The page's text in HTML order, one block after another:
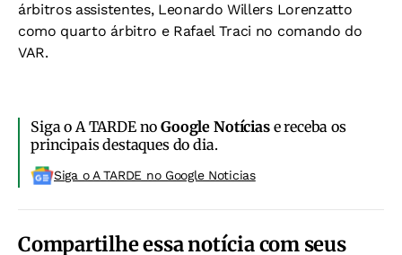
árbitros assistentes, Leonardo Willers Lorenzatto
como quarto árbitro e Rafael Traci no comando do
VAR.
Siga o A TARDE noGoogle Notíciase receba os
principais destaques do dia.
Siga o A TARDE no Google Noticias
Compartilhe essa notícia com seus